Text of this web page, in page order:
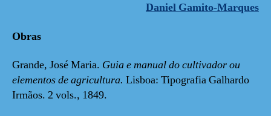
Daniel Gamito-Marques
Obras
Grande, José Maria. Guia e manual do cultivador ou
elementos de agricultura. Lisboa: Tipografia Galhardo
Irmãos. 2 vols., 1849.